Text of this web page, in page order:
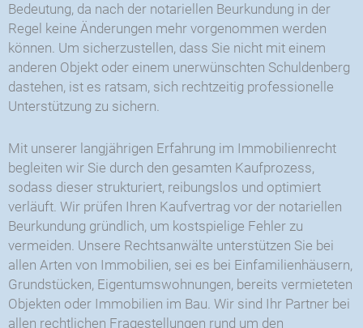
Bedeutung, da nach der notariellen Beurkundung in der
Regel keine Änderungen mehr vorgenommen werden
können. Um sicherzustellen, dass Sie nicht mit einem
anderen Objekt oder einem unerwünschten Schuldenberg
dastehen, ist es ratsam, sich rechtzeitig professionelle
Unterstützung zu sichern.
Mit unserer langjährigen Erfahrung im Immobilienrecht
begleiten wir Sie durch den gesamten Kaufprozess,
sodass dieser strukturiert, reibungslos und optimiert
verläuft. Wir prüfen Ihren Kaufvertrag vor der notariellen
Beurkundung gründlich, um kostspielige Fehler zu
vermeiden. Unsere Rechtsanwälte unterstützen Sie bei
allen Arten von Immobilien, sei es bei Einfamilienhäusern,
Grundstücken, Eigentumswohnungen, bereits vermieteten
Objekten oder Immobilien im Bau. Wir sind Ihr Partner bei
allen rechtlichen Fragestellungen rund um den